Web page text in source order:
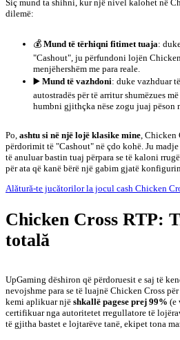
Siç mund ta shihni, kur një nivel kalohet në
dilemë:
💰 Mund të tërhiqni fitimet tuaja:
"Cashout", ju përfundoni lojën
menjëhershëm me para reale.
▶️ Mund të vazhdoni: duke vazhduar
autostradës për të arritur shumëzues
humbni gjithçka nëse zogu juaj pëson
Po, ashtu si në një lojë klasike mine, Chicken
përdorimit të "Cashout" në çdo kohë. Ju
të anuluar bastin tuaj përpara se të kaloni
për ata që kanë bërë një gabim gjatë
Alătură-te jucătorilor la jocul cash Chicken
Chicken Cross RTP:
totală
UpGaming dëshiron që përdoruesit e saj të
nevojshme para se të luajnë Chicken Cross
kemi aplikuar një shkallë pagese prej 99% (e
certifikuar nga autoritetet rregullatore të
të gjitha bastet e lojtarëve tanë, ekipet tona